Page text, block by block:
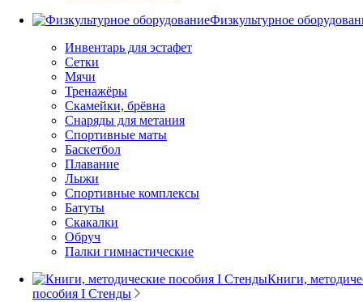
Физкультурное
Инвентарь для эстафет
Сетки
Мячи
Тренажёры
Скамейки, брёвна
Снаряды для метания
Спортивные маты
Баскетбол
Плавание
Лыжи
Спортивные комплексы
Батуты
Скакалки
Обруч
Палки гимнастические
Книги,
пособия I Стенды